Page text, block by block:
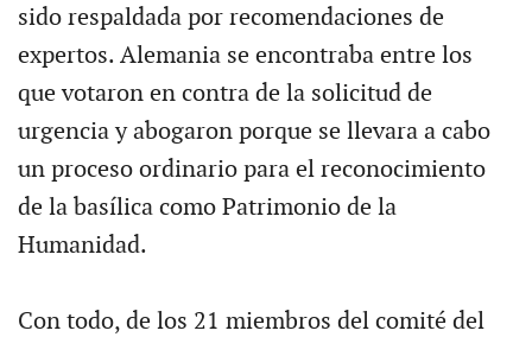
sido respaldada por recomendaciones de
expertos. Alemania se encontraba entre los
que votaron en contra de la solicitud de
urgencia y abogaron porque se llevara a cabo
un proceso ordinario para el reconocimiento
de la basílica como Patrimonio de la
Humanidad.
Con todo, de los 21 miembros del comité del